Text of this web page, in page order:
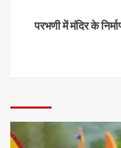
परभणी में मंदिर के